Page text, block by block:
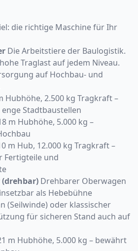
die richtige Maschine für Ihr
Die Arbeitstiere der Baulogistik.
Traglast auf jedem Niveau.
auf Hochbau- und
Hubhöhe, 2.500 kg Tragkraft –
Stadtbaustellen
m Hubhöhe, 5.000 kg –
m Hub, 12.000 kg Tragkraft –
Fertigteile und
(drehbar) Drehbarer Oberwagen
als Hebebühne
(Seilwinde) oder klassischer
für sicheren Stand auch auf
m Hubhöhe, 5.000 kg – bewährt